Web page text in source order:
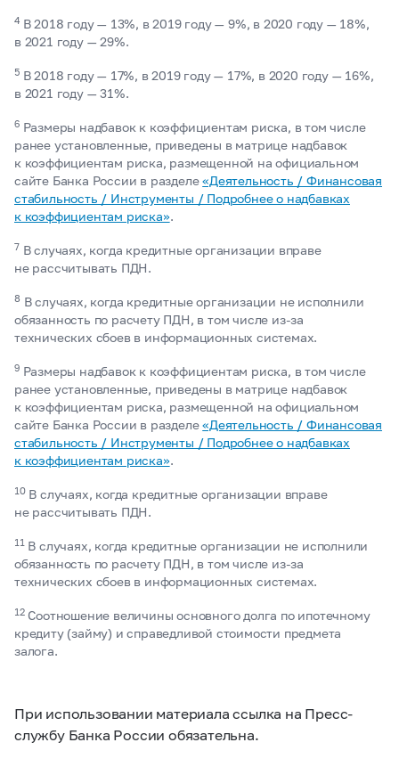
4В 2018 году — 13%, в 2019 году — 9%, в 2020 году — 18%,
в 2021 году — 29%.
5В 2018 году — 17%, в 2019 году — 17%, в 2020 году — 16%,
в 2021 году — 31%.
6Размеры надбавок к коэффициентам риска, в том числе
ранее установленные, приведены в матрице надбавок
к коэффициентам риска, размещенной на официальном
сайте Банка России в разделе«Деятельность / Финансовая
стабильность / Инструменты / Подробнее о надбавках
к коэффициентам риска».
7 В случаях, когда кредитные организации вправе
не рассчитывать ПДН.
8 В случаях, когда кредитные организации не исполнили
обязанность по расчету ПДН, в том числе из-за
технических сбоев в информационных системах.
9Размеры надбавок к коэффициентам риска, в том числе
ранее установленные, приведены в матрице надбавок
к коэффициентам риска, размещенной на официальном
сайте Банка России в разделе«Деятельность / Финансовая
стабильность / Инструменты / Подробнее о надбавках
к коэффициентам риска».
10В случаях, когда кредитные организации вправе
не рассчитывать ПДН.
11В случаях, когда кредитные организации не исполнили
обязанность по расчету ПДН, в том числе из-за
технических сбоев в информационных системах.
12Соотношение величины основного долга по ипотечному
кредиту (займу) и справедливой стоимости предмета
залога.
При использовании материала ссылка на Пресс-
службу Банка России обязательна.